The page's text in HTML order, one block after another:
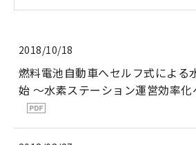
2018/10/18
燃料電池自動車へセルフ式による
始 ～水素ステーション運営効率化